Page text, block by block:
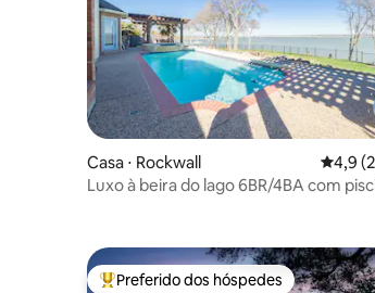
Casa ⋅ Rockwall 4,9 de
4,9
Luxo à beira do lago 6BR/4BA com
Entre os melhores preferidos dos
Preferido dos hóspedes